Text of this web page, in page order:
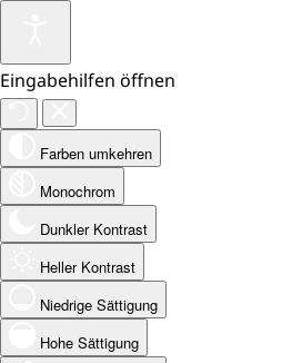
Eingabehilfen öffnen
Farben umkehren
Monochrom
Dunkler Kontrast
Heller Kontrast
Niedrige Sättigung
Hohe Sättigung